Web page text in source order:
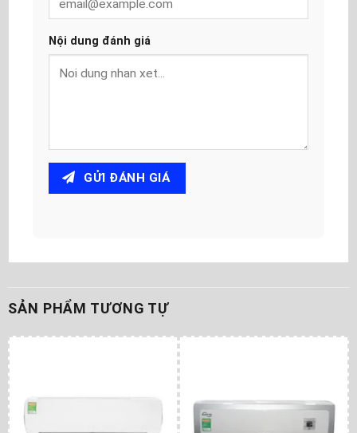
Nội dung đánh giá
GỬI ĐÁNH GIÁ
SẢN PHẨM TƯƠNG TỰ